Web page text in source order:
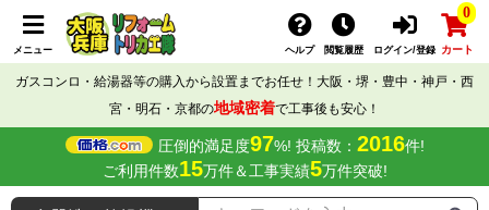
メニュー ヘルプ 閲覧履歴 ログイン/登録
0
カート
ガスコンロ・給湯器等の購入から設置までお任せ！大阪・堺・豊中・神戸・西
宮・明石・京都の地域密着で工事後も安心！
圧倒的満足度97%! 投稿数： 2016件!
ご利用件数15万件＆工事実績5万件突破!